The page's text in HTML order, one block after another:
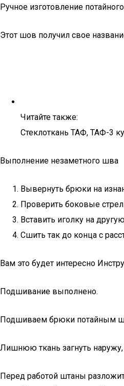
Ручное изготовление
Этот шов получил свое
Читайте также:
Стеклоткань ТАФ, ТАФ-3
Выполнение незаметного шва
Вывернуть брюки на
Проверить боковые
Вставить иголку на
Сшить так до конца с
Вам это будет интересно
Подшивание выполнено.
Подшиваем брюки потайным
Лишнюю ткань загнуть наружу,
Перед работой штаны